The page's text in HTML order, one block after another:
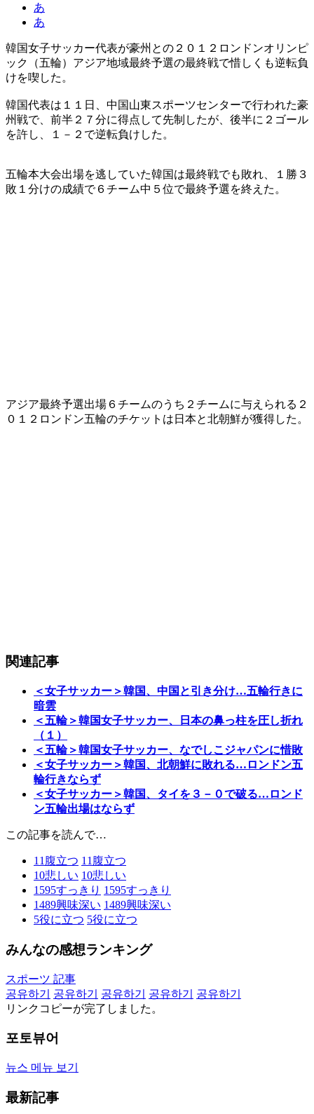
あ
あ
韓国女子サッカー代表が豪州との２０１２ロンドンオリンピ
ック（五輪）アジア地域最終予選の最終戦で惜しくも逆転負
けを喫した。
韓国代表は１１日、中国山東スポーツセンターで行われた豪
州戦で、前半２７分に得点して先制したが、後半に２ゴール
を許し、１－２で逆転負けした。
五輪本大会出場を逃していた韓国は最終戦でも敗れ、１勝３
敗１分けの成績で６チーム中５位で最終予選を終えた。
アジア最終予選出場６チームのうち２チームに与えられる２
０１２ロンドン五輪のチケットは日本と北朝鮮が獲得した。
関連記事
＜女子サッカー＞韓国、中国と引き分け…五輪行きに
暗雲
＜五輪＞韓国女子サッカー、日本の鼻っ柱を圧し折れ
（１）
＜五輪＞韓国女子サッカー、なでしこジャパンに惜敗
＜女子サッカー＞韓国、北朝鮮に敗れる…ロンドン五
輪行きならず
＜女子サッカー＞韓国、タイを３－０で破る…ロンド
ン五輪出場はならず
この記事を読んで…
11 腹立つ 11 腹立つ
10悲しい 10悲しい
1595すっきり 1595すっきり
1489興味深い 1489興味深い
5役に立つ 5役に立つ
みんなの感想ランキング
スポーツ 記事
공유하기
공유하기 공유하기 공유하기
공유하기
リンクコピーが完了しました。
포토뷰어
뉴스 메뉴 보기
最新記事